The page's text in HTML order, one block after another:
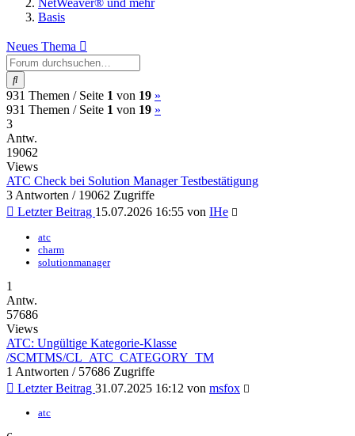
NetWeaver® und mehr
Basis
Neues Thema
Suche
931 Themen / Seite 1 von 19 (current)
»
931 Themen / Seite 1 von 19 (current)
»
3
Antw.
19062
Views
ATC Check bei Solution Manager Testbestätigung
3 Antworten / 19062 Zugriffe
Letzter Beitrag 15.07.2026 16:55 von IHe
atc
charm
solutionmanager
1
Antw.
57686
Views
ATC: Ungültige Kategorie-Klasse
/SCMTMS/CL_ATC_CATEGORY_TM
1 Antworten / 57686 Zugriffe
Letzter Beitrag 31.07.2025 16:12 von msfox
atc